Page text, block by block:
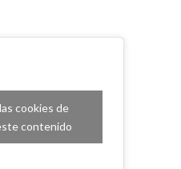
cookies de
contenido